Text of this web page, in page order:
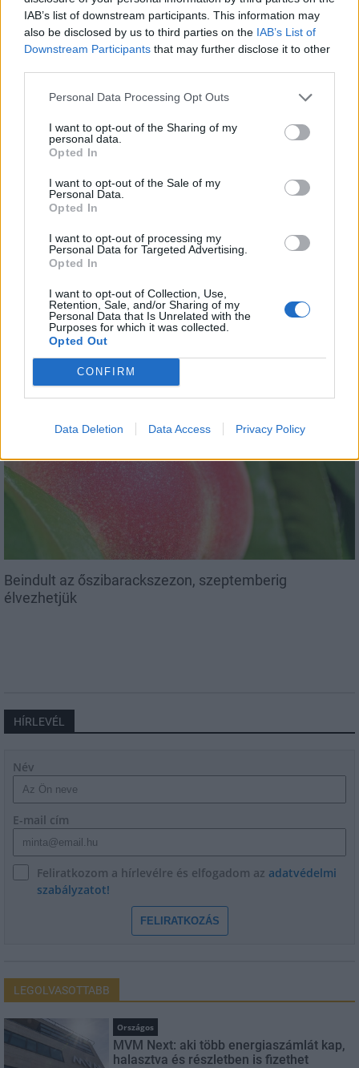
IAB’s list of downstream participants. This information may
also be disclosed by us to third parties on the IAB’s List of
Downstream Participants that may further disclose it to other
Personal Data Processing Opt Outs
I want to opt-out of the Sharing of my
personal data.
Opted In
I want to opt-out of the Sale of my
Personal Data.
Opted In
I want to opt-out of processing my
Personal Data for Targeted Advertising.
Opted In
I want to opt-out of Collection, Use,
Retention, Sale, and/or Sharing of my
Personal Data that Is Unrelated with the
Purposes for which it was collected.
Opted Out
CONFIRM
Data Deletion Data Access Privacy Policy
Amire többmillióan vártunk: szombattól másodfokúra
Csökkenti Józsefváros az üresen álló lakásállományát
Beindult az őszibarackszezon, szeptemberig
élvezhetjük
HÍRLEVÉL
Név
E-mail cím
Feliratkozom a hírlevélre és elfogadom az adatvédelmi
szabályzatot!
FELIRATKOZÁS
LEGOLVASOTTABB
Országos
MVM Next: aki több energiaszámlát kap,
halasztva és részletben is fizethet